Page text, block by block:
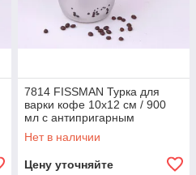
7814 FISSMAN Турка для
варки кофе 10x12 см / 900
мл с антипригарным
покрытием (нерж. сталь)
Нет в наличии
Цену уточняйте